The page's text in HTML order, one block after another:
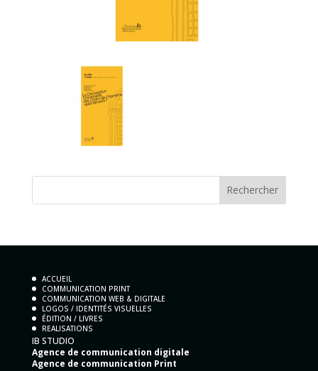
ACCUEIL
COMMUNICATION PRINT
COMMUNICATION WEB & DIGITALE
LOGOS / IDENTITÉS VISUELLES
ÉDITION / LIVRES
REALISATIONS
IB STUDIO
Agence de communication digitale
Agence de communication Print